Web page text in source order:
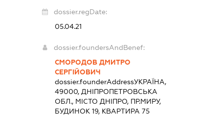
dossier.regDate:
05.04.21
dossier.foundersAndBenef:
СМОРОДОВ ДМИТРО
СЕРГІЙОВИЧ
dossier.founderAddressУКРАЇНА,
49000, ДНІПРОПЕТРОВСЬКА
ОБЛ., МІСТО ДНІПРО, ПР.МИРУ,
БУДИНОК 19, КВАРТИРА 75